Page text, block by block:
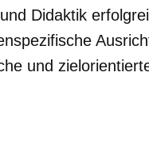
Didaktik
und